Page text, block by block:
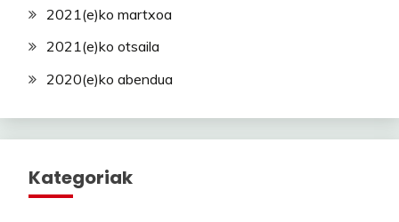
2021(e)ko martxoa
2021(e)ko otsaila
2020(e)ko abendua
Kategoriak